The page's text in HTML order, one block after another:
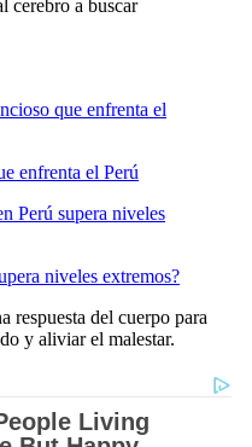
cerebro a buscar
enfrenta el Perú
niveles extremos?
respuesta del cuerpo para
y aliviar el malestar.